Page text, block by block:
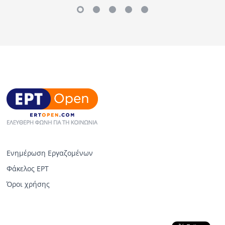
Ενημέρωση Εργαζομένων
Φάκελος ΕΡΤ
Όροι χρήσης